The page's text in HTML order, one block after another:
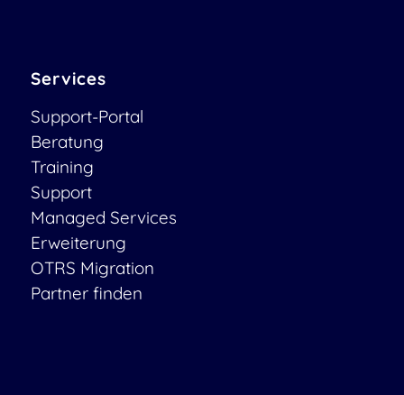
Services
Support-Portal
Beratung
Training
Support
Managed Services
Erweiterung
OTRS Migration
Partner finden